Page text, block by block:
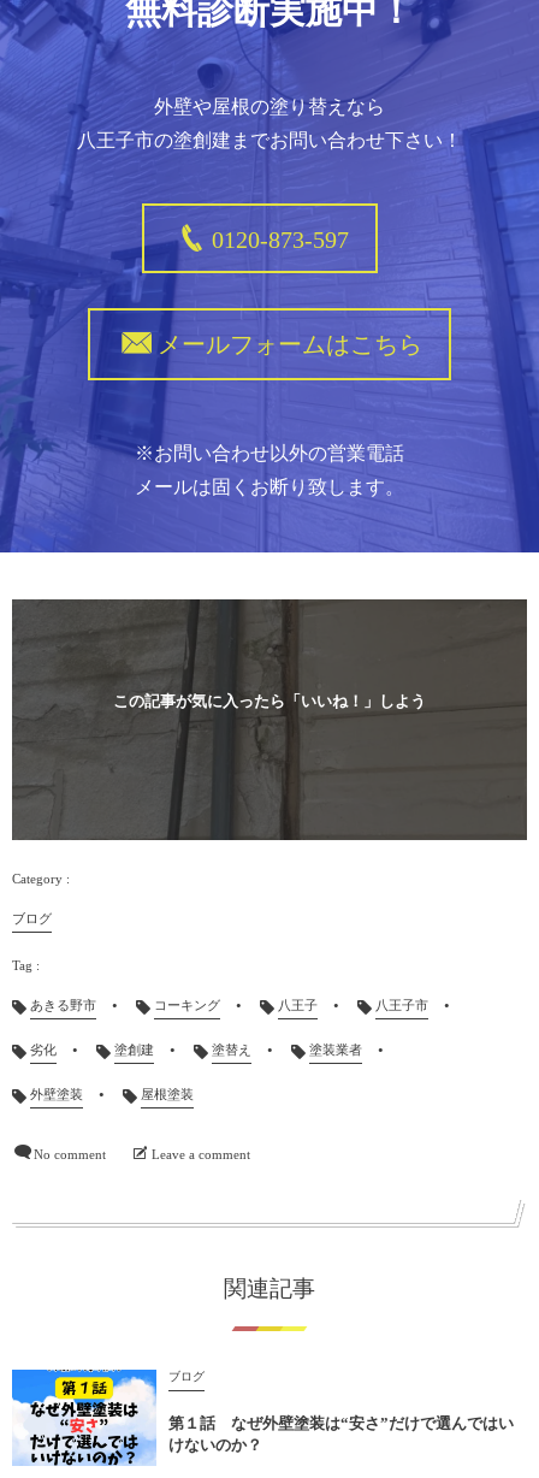
無料診断実施中！
外壁や屋根の塗り替えなら
八王子市の塗創建までお問い合わせ下さい！
0120-873-597
メールフォームはこちら
※お問い合わせ以外の営業電話
メールは固くお断り致します。
この記事が気に入ったら「いいね！」しよう
ブログ
あきる野市 コーキング 八王子 八王子市
劣化 塗創建 塗替え 塗装業者
外壁塗装 屋根塗装
No comment Leave a comment
関連記事
ブログ
第１話 なぜ外壁塗装は“安さ”だけで選んではい
けないのか？